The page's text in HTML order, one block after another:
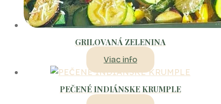
GRILOVANÁ ZELENINA
Viac info
PEČENÉ INDIÁNSKE KRUMPLE